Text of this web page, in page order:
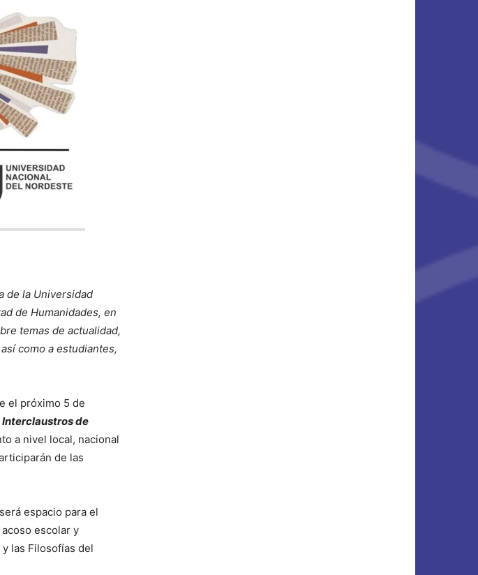
de la Universidad
de Humanidades, en
temas de actualidad,
como a estudiantes,
el próximo 5 de
Interclaustros de
a nivel local, nacional
de las
espacio para el
escolar y
las Filosofías del